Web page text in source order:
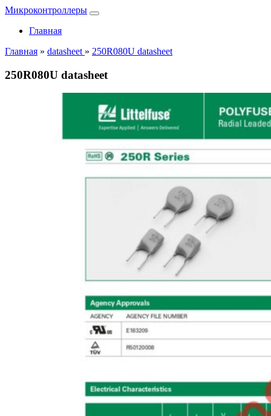
Микроконтроллеры
Главная
Главная » datasheet » 250R080U datasheet
250R080U datasheet